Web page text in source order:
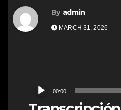
By admin
MARCH 31, 2026
Audio
Player
00:00